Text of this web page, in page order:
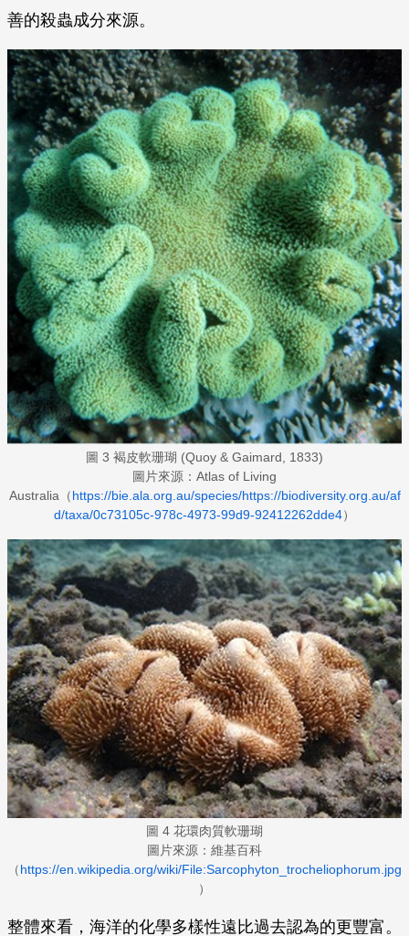
善的殺蟲成分來源。
圖 3 褐皮軟珊瑚 (Quoy & Gaimard, 1833)
圖片來源：Atlas of Living
Australia（https://bie.ala.org.au/species/https://biodiversity.org.au/af
d/taxa/0c73105c-978c-4973-99d9-92412262dde4）
圖 4 花環肉質軟珊瑚
圖片來源：維基百科
（https://en.wikipedia.org/wiki/File:Sarcophyton_trocheliophorum.jpg
）
整體來看，海洋的化學多樣性遠比過去認為的更豐富。